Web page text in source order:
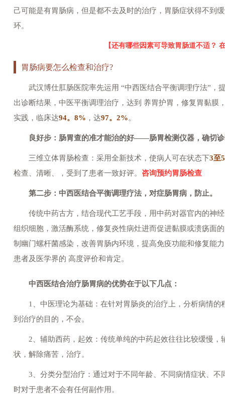
己可能是有胃肠病，但是都不去及时的治疗，胃肠症状得不到
环。
【还有哪些因素可导致胃肠道不适？
胃肠病要怎么检查和治疗?
武汉博仕肛肠医院率先运用 “中西医结合平衡调理疗法”，
出诊断结果，中医平衡调理治疗，达到 养胃护胃，修复胃黏膜
实践，临床达94。8% ，达97。2%。
良好步：肠胃查的准才能治的好——肠胃检测仪器，确切诊
三维立体胃肠检查：采用全新技术，使病人可在状态下3至
检查、清晰、，受到了患者一致好评。 咨询预约胃肠检查
第二步：中西医结合平衡调理疗法，对症肠胃病，防止。
传统中药古方，结合现代工艺手段，用中药对器官内的神经
组织细胞，激活酶系统，修复炎性病灶进而促进黏膜或溃疡面
制幽门螺杆菌感染，改善胃肠内环境，提高免疫功能和修复能
患者及医学界的 高度评价和肯定。
中西医结合治疗肠胃病的优势在于以下几点：
1、中医理论为基础：在针对胃肠炎的治疗上，分析病情的
到治疗的目的，不会。
2、辅助西药，起效：传统单纯的中药起效往往比较缓慢，
状，解除痛苦，治疗。
3、分类分型治疗：通过对于不同年龄、不同病情症状、不
时对于患者不会有任何副作用。